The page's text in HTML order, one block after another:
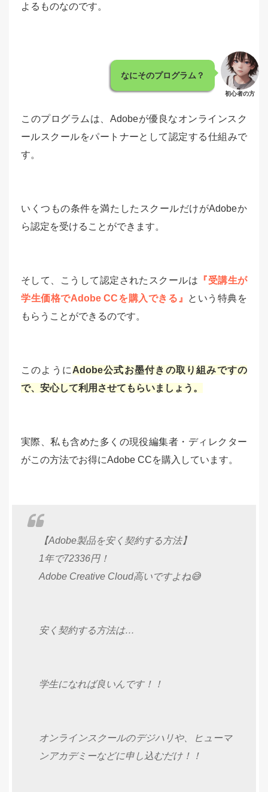
よるものなのです。
なにそのプログラム？
初心者の方
このプログラムは、Adobeが優良なオンラインスク
ールスクールをパートナーとして認定する仕組みで
す。
いくつもの条件を満たしたスクールだけがAdobeか
ら認定を受けることができます。
そして、こうして認定されたスクールは 『受講生が
学生価格でAdobe CCを購入できる』
という特典を
もらうことができるのです。
このように Adobe公式お墨付きの取り組みですの
で、安心して利用させてもらいましょう。
実際、私も含めた多くの現役編集者・ディレクター
がこの方法でお得にAdobe CCを購入しています。
【Adobe製品を安く契約する方法】
1年で72336円！
Adobe Creative Cloud高いですよね😅
安く契約する方法は…
学生になれば良いんです！！
オンラインスクールのデジハリや、ヒューマ
ンアカデミーなどに申し込むだけ！！